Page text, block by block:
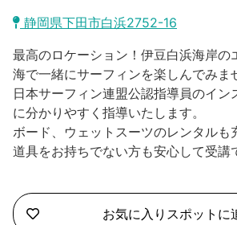
河津町
東伊豆町
伊東市
下田市
合同会社説明会
静岡県下田市白浜2752-16
最高のロケーション！伊豆白浜海岸の
海で一緒にサーフィンを楽しんでみま
日本サーフィン連盟公認指導員のイン
に分かりやすく指導いたします。
ボード、ウェットスーツのレンタルも
道具をお持ちでない方も安心して受講
お気に入りスポットに